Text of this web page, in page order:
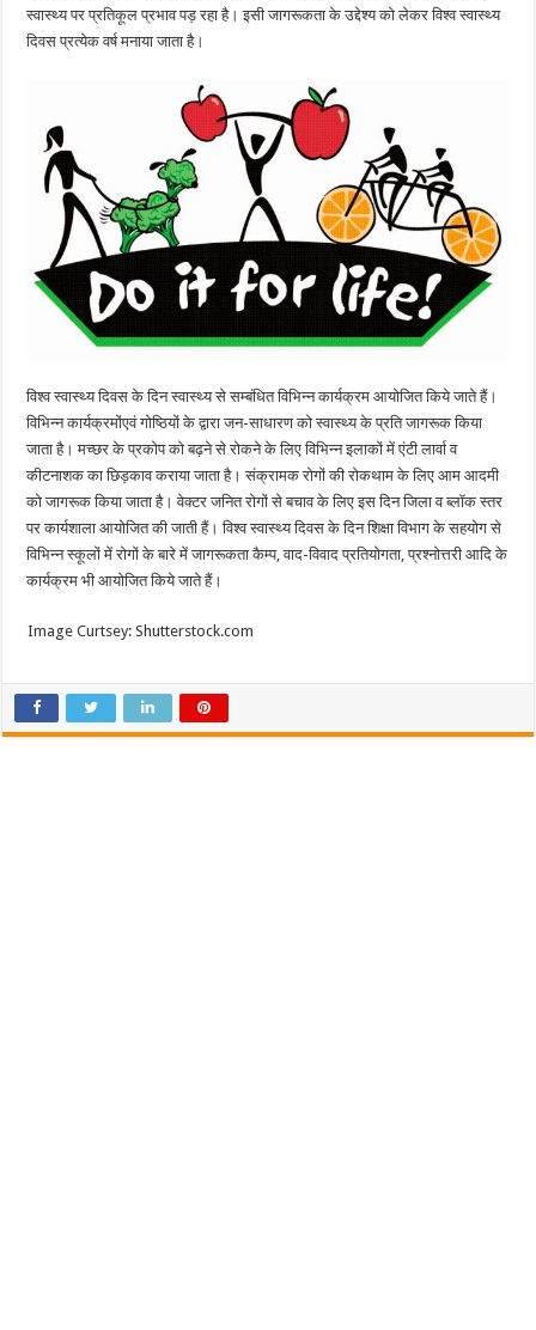
स्वास्थ्य पर प्रतिकूल प्रभाव पड़ रहा है। इसी जागरूकता के उद्देश्य को लेकर विश्व स्वास्थ्य
दिवस प्रत्येक वर्ष मनाया जाता है।
विश्व स्वास्थ्य दिवस के दिन स्वास्थ्य से सम्बंधित विभिन्न कार्यक्रम आयोजित किये जाते हैं।
विभिन्न कार्यक्रमोंएवं गोष्ठियों के द्वारा जन-साधारण को स्वास्थ्य के प्रति जागरूक किया
जाता है। मच्छर के प्रकोप को बढ़ने से रोकने के लिए विभिन्न इलाकों में एंटी लार्वा व
कीटनाशक का छिड़काव कराया जाता है। संक्रामक रोगों की रोकथाम के लिए आम आदमी
को जागरूक किया जाता है। वेक्टर जनित रोगों से बचाव के लिए इस दिन जिला व ब्लॉक स्तर
पर कार्यशाला आयोजित की जाती हैं। विश्व स्वास्थ्य दिवस के दिन शिक्षा विभाग के सहयोग से
विभिन्न स्कूलों में रोगों के बारे में जागरूकता कैम्प, वाद-विवाद प्रतियोगता, प्रश्नोत्तरी आदि के
कार्यक्रम भी आयोजित किये जाते हैं।
Image Curtsey: Shutterstock.com